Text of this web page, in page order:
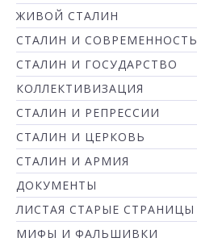
ЖИВОЙ СТАЛИН
СТАЛИН И СОВРЕМЕННОСТЬ
СТАЛИН И ГОСУДАРСТВО
КОЛЛЕКТИВИЗАЦИЯ
СТАЛИН И РЕПРЕССИИ
СТАЛИН И ЦЕРКОВЬ
СТАЛИН И АРМИЯ
ДОКУМЕНТЫ
ЛИСТАЯ СТАРЫЕ СТРАНИЦЫ
МИФЫ И ФАЛЬШИВКИ